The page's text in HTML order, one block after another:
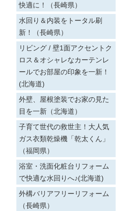
快適に！（長崎県）
水回り＆内装をトータル刷
新！（長崎県）
リビング / 壁1面アクセントク
ロス＆オシャレなカーテンレ
ールでお部屋の印象を一新！
(北海道)
外壁、屋根塗装でお家の見た
目を一新（北海道）
子育て世代の救世主！大人気
ガス衣類乾燥機「乾太くん」
（福岡県）
浴室・洗面化粧台リフォーム
で快適な水回りへ♪(北海道)
外構バリアフリーリフォーム
（長崎県）